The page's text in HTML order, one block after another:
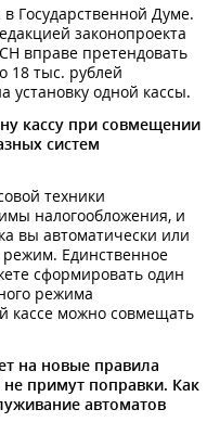
Государственной Думе.
законопроекта
вправе претендовать
18 тыс. рублей
установку одной кассы.
кассу при совмещении
систем
техники
налогообложения, и
вы автоматически или
Единственное
сформировать один
режима
кассе можно совмещать
на новые правила
примут поправки. Как
автоматов